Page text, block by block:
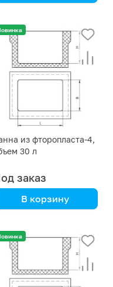
из фторопласта-4,
30 л
заказ
В корзину